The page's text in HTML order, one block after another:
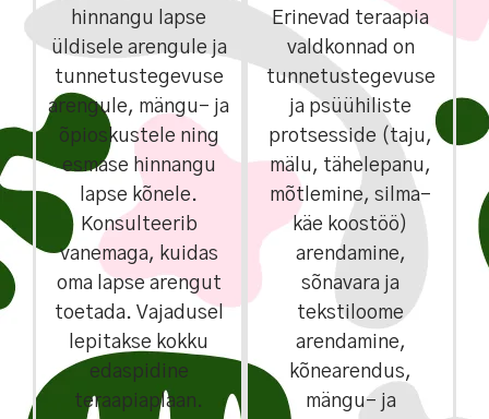
hinnangu lapse
üldisele arengule ja
tunnetustegevuse
arengule, mängu- ja
õpioskustele ning
esmase hinnangu
lapse kõnele.
Konsulteerib
vanemaga, kuidas
oma lapse arengut
toetada. Vajadusel
lepitakse kokku
edaspidine
teraapiaplaan.
Erinevad teraapia
valdkonnad on
tunnetustegevuse
ja psüühiliste
protsesside (taju,
mälu, tähelepanu,
mõtlemine, silma-
käe koostöö)
arendamine,
sõnavara ja
tekstiloome
arendamine,
kõnearendus,
mängu- ja